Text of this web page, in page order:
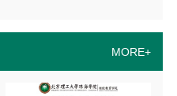
MORE+